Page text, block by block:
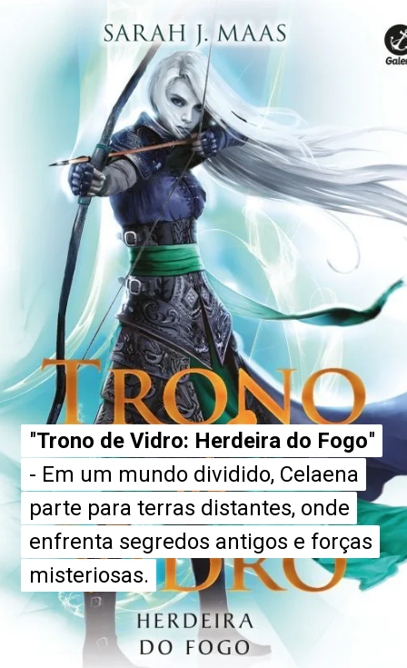
"Trono de Vidro: Herdeira do Fogo"
- Em um mundo dividido, Celaena
parte para terras distantes, onde
enfrenta segredos antigos e forças
misteriosas.
"Trono de Vidro: Herdeira do Fogo"
- Em um mundo dividido, Celaena
parte para terras distantes, onde
enfrenta segredos antigos e forças
misteriosas.